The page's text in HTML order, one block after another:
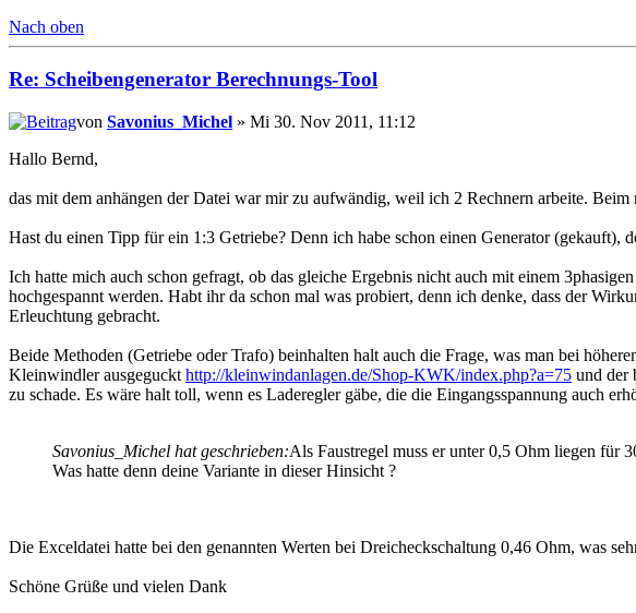
Nach oben
Re: Scheibengenerator Berechnungs-Tool
von Savonius_Michel » Mi 30. Nov 2011, 11:12
Hallo Bernd,
das mit dem anhängen der Datei war mir zu aufwändig, weil ich 2 Rechnern arbeite. Beim
Hast du einen Tipp für ein 1:3 Getriebe? Denn ich habe schon einen Generator
Ich hatte mich auch schon gefragt, ob das gleiche Ergebnis nicht auch mit einem
hochgespannt werden. Habt ihr da schon mal was probiert, denn ich denke, dass der
Erleuchtung gebracht.
Beide Methoden (Getriebe oder Trafo) beinhalten halt auch die Frage, was man bei
Kleinwindler ausgeguckt http://kleinwindanlagen.de/Shop-KWK/index.php?a=75 und der
zu schade. Es wäre halt toll, wenn es Laderegler gäbe, die die Eingangsspannung auch
Savonius_Michel hat geschrieben:Als Faustregel muss er unter 0,5 Ohm liegen für
Was hatte denn deine Variante in dieser Hinsicht ?
Die Exceldatei hatte bei den genannten Werten bei Dreicheckschaltung 0,46 Ohm, was
Schöne Grüße und vielen Dank